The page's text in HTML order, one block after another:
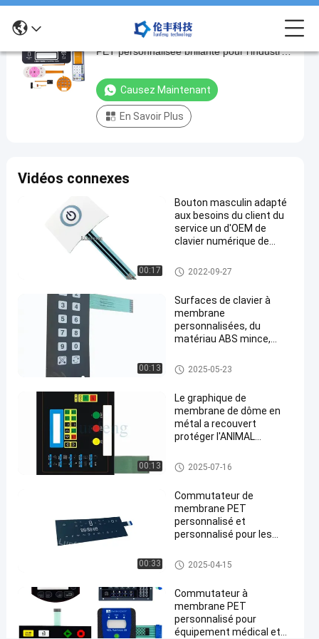
Façade
de
commutateur
brillante
l'industrie,
l'automobile,
Recouvrement
de contact à
membrane
2025-
383
points
de vue
Causez
Maintenant
Partager
#
3M467
membrane de
couleur de
RAL
Façade de commutateur de membrane
PET personnalisée brillante pour l'industrie,
Causez Maintenant
En Savoir Plus
Vidéos connexes
00:17
Bouton masculin adapté
aux besoins du client du
service un d'OEM de
clavier numérique de
d'extrémité
Recouvrement de contact à m
embrane
2022-09-27
00:13
Surfaces de clavier à
membrane
personnalisées, du
matériau ABS mince,
Recouvrement de contact à m
embrane
2025-05-23
00:13
Le graphique de
membrane de dôme en
métal a recouvert
protéger l'ANIMAL
Panel Overlay de circuit
Recouvrement de contact à m
embrane
2025-07-16
00:33
Commutateur de
membrane PET
personnalisé et
personnalisé pour les
Contact à membrane d'ANIMA
L FAMILIER
2025-04-15
Commutateur à
membrane PET
personnalisé pour
équipement médical et